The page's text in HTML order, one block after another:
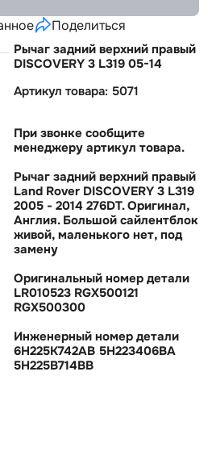
Поделиться
Рычаг задний верхний правый
DISCOVERY 3 L319 05-14
Артикул товара: 5071
При звонке сообщите
менеджеру артикул товара.
Рычаг задний верхний правый
Land Rover DISCOVERY 3 L319
2005 - 2014 276DT. Оригинал,
Англия. Большой сайлентблок
живой, маленького нет, под
замену
Оригинальный номер детали
LR010523 RGX500121
RGX500300
Инженерный номер детали
6H225K742AB 5H223406BA
5H225B714BB